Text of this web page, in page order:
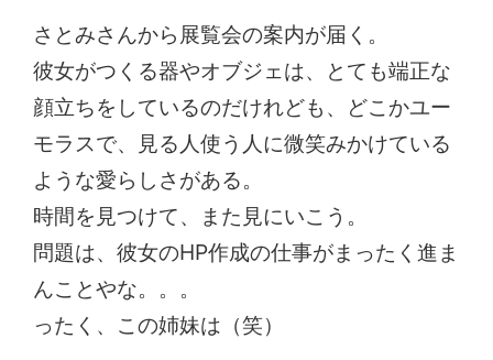
さとみさんから展覧会の案内が届く。
彼女がつくる器やオブジェは、とても端正な
顔立ちをしているのだけれども、どこかユー
モラスで、見る人使う人に微笑みかけている
ような愛らしさがある。
時間を見つけて、また見にいこう。
問題は、彼女のHP作成の仕事がまったく進ま
んことやな。。。
ったく、この姉妹は（笑）